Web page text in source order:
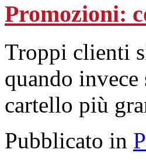
Promozioni:
Troppi clienti
quando
cartello più
Pubblicato in